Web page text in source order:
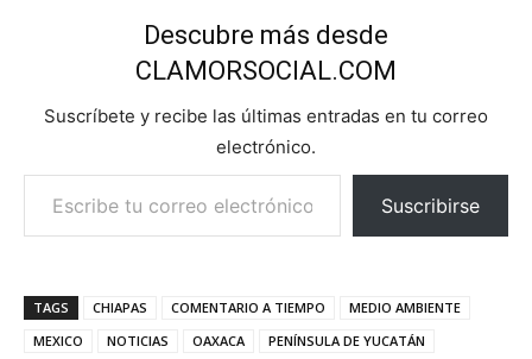
Descubre más desde
CLAMORSOCIAL.COM
Suscríbete y recibe las últimas entradas en tu correo
electrónico.
Escribe tu correo electrónico…
Suscribirse
TAGS CHIAPAS COMENTARIO A TIEMPO
MEDIO AMBIENTE
MEXICO
NOTICIAS OAXACA
PENÍNSULA DE YUCATÁN